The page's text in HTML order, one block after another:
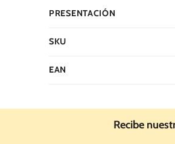
PRESENTACIÓN
SKU
EAN
Recibe